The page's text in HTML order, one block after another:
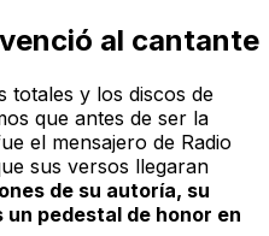
al cantante
totales y los discos de
que antes de ser la
el mensajero de Radio
sus versos llegaran
de su autoría, su
pedestal de honor en